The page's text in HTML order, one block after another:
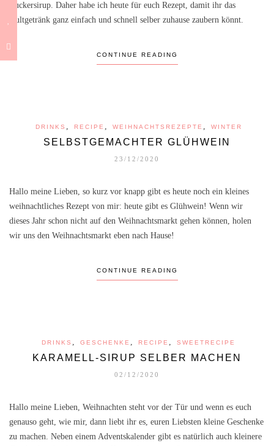
Zuckersirup. Daher habe ich heute für euch Rezept, damit ihr das
Kultgetränk ganz einfach und schnell selber zuhause zaubern könnt.
CONTINUE READING
DRINKS , RECIPE , WEIHNACHTSREZEPTE , WINTER
SELBSTGEMACHTER GLÜHWEIN
23/12/2020
Hallo meine Lieben, so kurz vor knapp gibt es heute noch ein kleines
weihnachtliches Rezept von mir: heute gibt es Glühwein! Wenn wir
dieses Jahr schon nicht auf den Weihnachtsmarkt gehen können, holen
wir uns den Weihnachtsmarkt eben nach Hause!
CONTINUE READING
DRINKS , GESCHENKE , RECIPE , SWEETRECIPE
KARAMELL-SIRUP SELBER MACHEN
02/12/2020
Hallo meine Lieben, Weihnachten steht vor der Tür und wenn es euch
genauso geht, wie mir, dann liebt ihr es, euren Liebsten kleine Geschenke
zu machen. Neben einem Adventskalender gibt es natürlich auch kleinere